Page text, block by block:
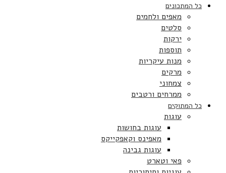
כל המתכונים
מאפים ולחמים
סלטים
ירקות
תוספות
מנות עיקריות
מרקים
צמחוני
ממרחים ורטבים
כל המתוקים
עוגות
עוגות בחושות
מאפינס וקאפקייקס
עוגות גבינה
פאי וטארט